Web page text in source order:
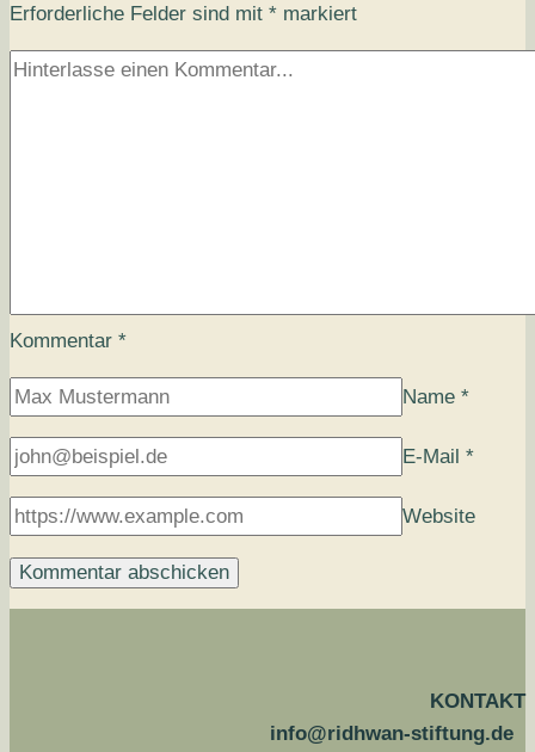
Erforderliche Felder sind mit * markiert
Kommentar *
Name *
E-Mail *
Website
KONTAKT
info@ridhwan-stiftung.de